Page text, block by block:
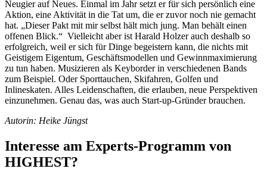
Neugier auf Neues. Einmal im Jahr setzt er für sich persönlich eine
Aktion, eine Aktivität in die Tat um, die er zuvor noch nie gemacht
hat. „Dieser Pakt mit mir selbst hält mich jung. Man behält einen
offenen Blick.“ Vielleicht aber ist Harald Holzer auch deshalb so
erfolgreich, weil er sich für Dinge begeistern kann, die nichts mit
Geistigem Eigentum, Geschäftsmodellen und Gewinnmaximierung
zu tun haben. Musizieren als Keyborder in verschiedenen Bands
zum Beispiel. Oder Sporttauchen, Skifahren, Golfen und
Inlineskaten. Alles Leidenschaften, die erlauben, neue Perspektiven
einzunehmen. Genau das, was auch Start-up-Gründer brauchen.
Autorin: Heike Jüngst
Interesse am Experts-Programm von
HIGHEST?